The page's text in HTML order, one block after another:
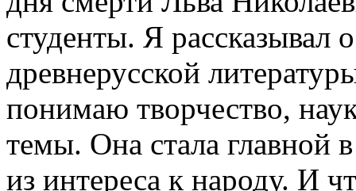
студенты. Я рассказывал
древнерусской
понимаю творчество,
темы. Она стала главной
из интереса к народу. И